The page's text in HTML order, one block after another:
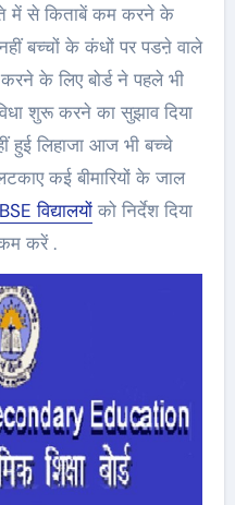
से किताबें कम करने के
बच्चों के कंधों पर पडऩे वाले
के लिए बोर्ड ने पहले भी
शुरू करने का सुझाव दिया
हुई लिहाजा आज भी बच्चे
कई बीमारियों के जाल
विद्यालयोंको निर्देश दिया
करें .